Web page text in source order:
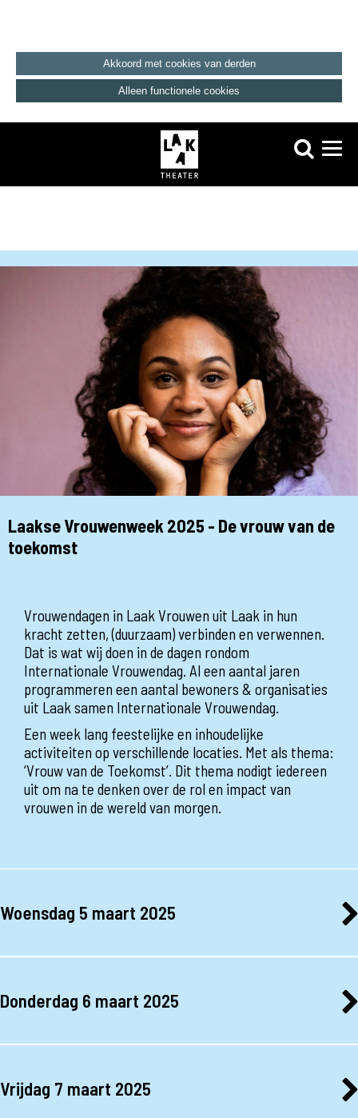
Akkoord met cookies van derden
Alleen functionele cookies
Laakse Vrouwenweek 2025 - De vrouw van de
toekomst
Vrouwendagen in Laak Vrouwen uit Laak in hun
kracht zetten, (duurzaam) verbinden en verwennen.
Dat is wat wij doen in de dagen rondom
Internationale Vrouwendag. Al een aantal jaren
programmeren een aantal bewoners & organisaties
uit Laak samen Internationale Vrouwendag.
Een week lang feestelijke en inhoudelijke
activiteiten op verschillende locaties. Met als thema:
‘Vrouw van de Toekomst’. Dit thema nodigt iedereen
uit om na te denken over de rol en impact van
vrouwen in de wereld van morgen.
Woensdag 5 maart 2025
19:00Laakse vrouwendagen: A Queen's Soul door Yuli Minguel
Donderdag 6 maart 2025
19:00Laakse Vrouwendagen: Stembevrijdingsworkshop met
KOOP KAARTJE
Vrijdag 7 maart 2025